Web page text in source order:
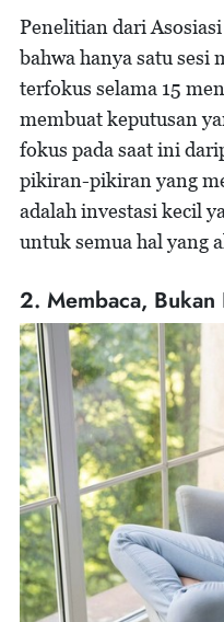
Penelitian dari
bahwa hanya satu sesi
terfokus selama 15
membuat keputusan
fokus pada saat ini
pikiran-pikiran yang
adalah investasi kecil
untuk semua hal yang
2. Membaca, Bukan